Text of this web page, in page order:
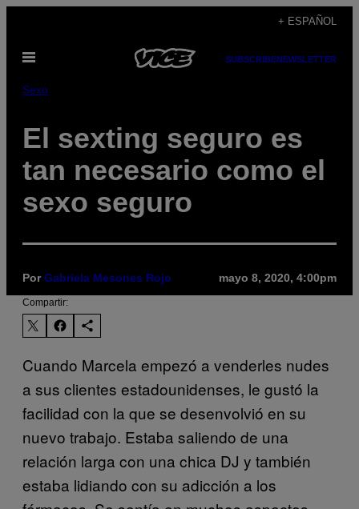
contenido
+ ESPAÑOL
Abrir
SUBSCRIBENEWSLETTER
Sexo
El sexting seguro es
tan necesario como el
sexo seguro
PorGabriela Mesones Rojo mayo 8, 2020, 4:00pm
Compartir:
Cuando Marcela empezó a venderles nudes
a sus clientes estadounidenses, le gustó la
facilidad con la que se desenvolvió en su
nuevo trabajo. Estaba saliendo de una
relación larga con una chica DJ y también
estaba lidiando con su adicción a los